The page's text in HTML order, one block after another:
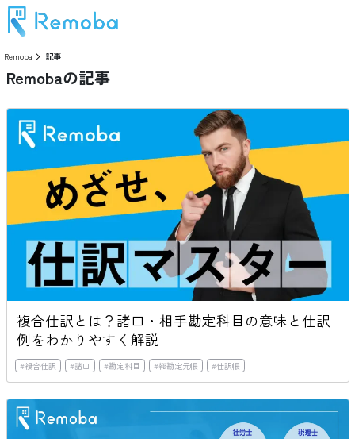
Remoba 記事
Remobaの記事
複合仕訳とは？諸口・相手勘定科目の意味と仕訳
例をわかりやすく解説
#複合仕訳 #諸口 #勘定科目 #総勘定元帳 #仕訳帳